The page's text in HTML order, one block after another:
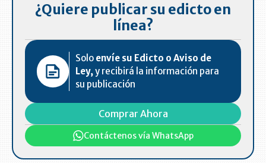
¿Quiere publicar su edicto en
línea?
Solo envíe su Edicto o Aviso de
Ley,y recibirá la información para
su publicación
Comprar Ahora
Contáctenos vía WhatsApp